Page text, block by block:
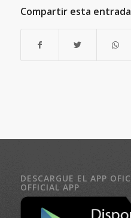
Compartir esta entrada
DESCARGUE EL APP
OFFICIAL APP